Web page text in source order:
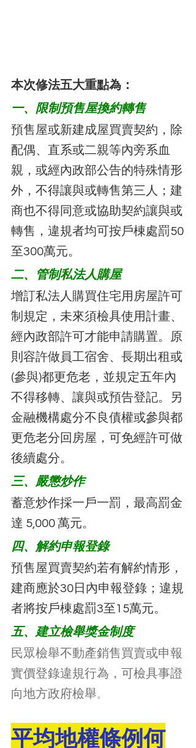
本次修法五大重點為：
一、限制預售屋換約轉售
預售屋或新建成屋買賣契約，除
配偶、直系或二親等內旁系血
親，或經內政部公告的特殊情形
外，不得讓與或轉售第三人；建
商也不得同意或協助契約讓與或
轉售，違規者均可按戶棟處罰50
至300萬元。
二、管制私法人購屋
增訂私法人購買住宅用房屋許可
制規定，未來須檢具使用計畫、
經內政部許可才能申請購置。原
則容許做員工宿舍、長期出租或
(參與)都更危老，並規定五年內
不得移轉、讓與或預告登記。另
金融機構處分不良債權或參與都
更危老分回房屋，可免經許可做
後續處分。
三、嚴懲炒作
蓄意炒作採一戶一罰，最高罰金
達 5,000 萬元。
四、解約申報登錄
預售屋買賣契約若有解約情形，
建商應於30日內申報登錄；違規
者將按戶棟處罰3至15萬元。
五、建立檢舉獎金制度
民眾檢舉不動產銷售買賣或申報
實價登錄違規行為，可檢具事證
向地方政府檢舉。
平均地權條例何